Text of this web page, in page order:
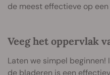
de meest effectieve op een
Veeg het oppervlak
Laten we simpel beginnen!
de bladeren is een